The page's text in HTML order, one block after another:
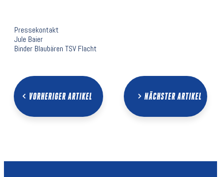
Pressekontakt
Jule Baier
Binder Blaubären TSV Flacht
NÄCHSTER ARTIKEL
VORHERIGER ARTIKEL